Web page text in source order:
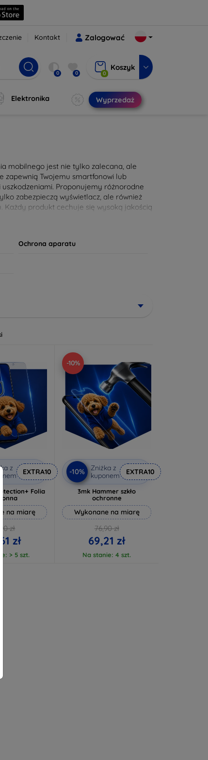
Kontakt Zalogować
0 0 0
Koszyk
Elektronika Wyprzedaż
mobilnego jest nie tylko zalecana, ale
zapewnią Twojemu smartfonowi lub
Proponujemy różnorodne
zabezpieczą wyświetlacz, ale również
Każdy produkt cechuje się wysoką jakością
mu długotrwałą żywotność. Twój komfort i
Ochrona aparatu
z
EXTRA10
Folia
na miarę
zł
zł
> 5 szt.
-10%
-10%
Zniżka z
kuponem
EXTRA10
3mk Hammer szkło
ochronne
Wykonane na miarę
76,90 zł
69,21 zł
Na stanie: 4 szt.